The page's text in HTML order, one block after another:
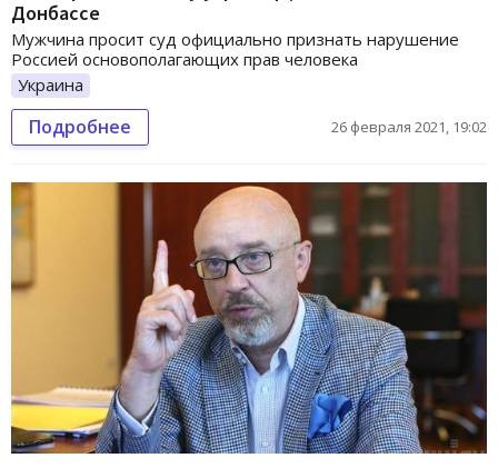
Донбассе
Мужчина просит суд официально признать нарушение
Россией основополагающих прав человека
Украина
Подробнее 26 февраля 2021, 19:02